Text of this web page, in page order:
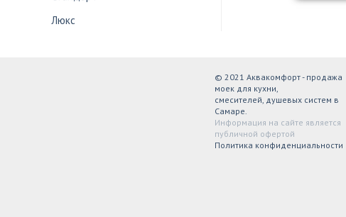
Люкс
© 2021 Аквакомфорт - продажа
моек для кухни,
смесителей, душевых систем в
Самаре.
Информация на сайте является
публичной офертой
Политика конфиденциальности